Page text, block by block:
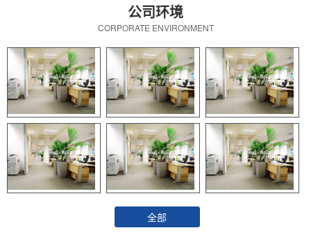
公司环境
CORPORATE ENVIRONMENT
全部